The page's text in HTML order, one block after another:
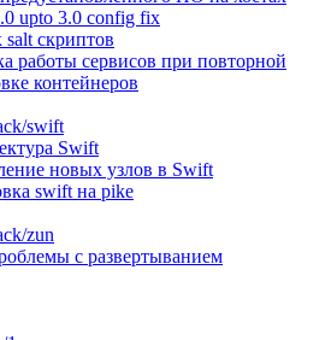
upto 3.0 config fix
salt скриптов
работы сервисов при повторной
контейнеров
swift
Swift
новых узлов в Swift
swift на pike
zun
с развертыванием